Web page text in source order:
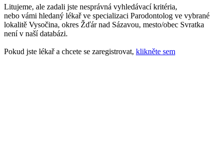
Litujeme, ale zadali jste nesprávná vyhledávací kritéria,
nebo vámi hledaný lékař ve specializaci Parodontolog ve vybrané
lokalitě Vysočina, okres Žďár nad Sázavou, mesto/obec Svratka
není v naší databázi.
Pokud jste lékař a chcete se zaregistrovat, klikněte sem